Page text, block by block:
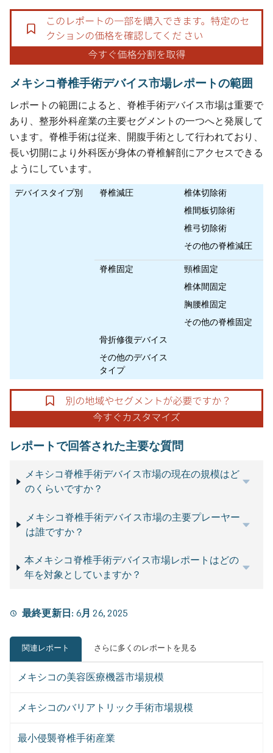
メキシコ脊椎手術デバイス市場レポートの範囲
レポートの範囲によると、脊椎手術デバイス市場は重要で
あり、整形外科産業の主要セグメントの一つへと発展して
います。脊椎手術は従来、開腹手術として行われており、
長い切開により外科医が身体の脊椎解剖にアクセスできる
ようにしています。
デバイスタイプ別 脊椎減圧
椎体切除術
椎間板切除術
椎弓切除術
その他の脊椎減圧
脊椎固定
頸椎固定
椎体間固定
胸腰椎固定
その他の脊椎固定
骨折修復デバイス
その他のデバイス
タイプ
レポートで回答された主要な質問
メキシコ脊椎手術デバイス市場の現在の規模はど
のくらいですか？
メキシコ脊椎手術デバイス市場の主要プレーヤー
は誰ですか？
本メキシコ脊椎手術デバイス市場レポートはどの
年を対象としていますか？
最終更新日: 6月 26, 2025
関連レポート さらに多くのレポートを見る
メキシコの美容医療機器市場規模
メキシコのバリアトリック手術市場規模
最小侵襲脊椎手術産業